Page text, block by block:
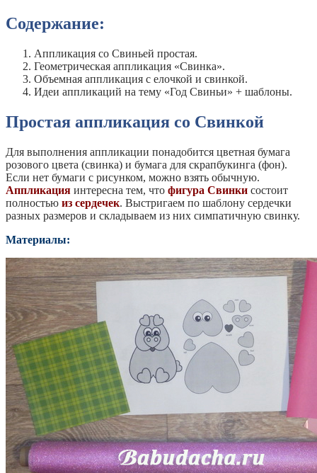
Содержание:
Аппликация со Свиньей простая.
Геометрическая аппликация «Свинка».
Объемная аппликация с елочкой и свинкой.
Идеи аппликаций на тему «Год Свиньи» + шаблоны.
Простая аппликация со Свинкой
Для выполнения аппликации понадобится цветная бумага
розового цвета (свинка) и бумага для скрапбукинга (фон).
Если нет бумаги с рисунком, можно взять обычную.
Аппликация интересна тем, что фигура Свинки состоит
полностью из сердечек. Выстригаем по шаблону сердечки
разных размеров и складываем из них симпатичную свинку.
Материалы: